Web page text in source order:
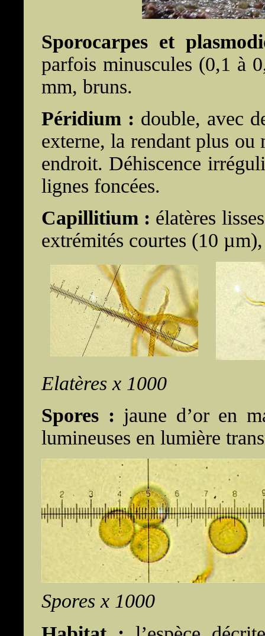
Sporocarpes et
parfois minuscules (0,1 à
mm, bruns.
Péridium : double, avec
externe, la rendant plus ou
endroit. Déhiscence
lignes foncées.
Capillitium : élatères
extrémités courtes (10
Elatères x 1000
Spores : jaune d’or en
lumineuses en lumière
Spores x 1000